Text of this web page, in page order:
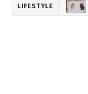
LIFESTYLE